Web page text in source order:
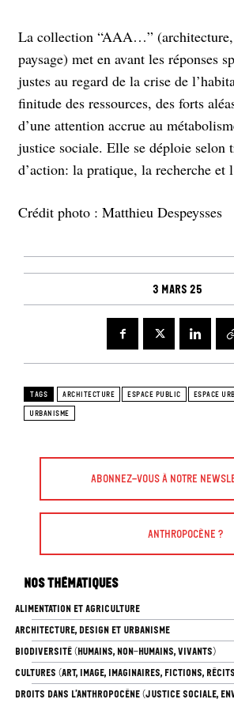
La collection “AAA…” (architecture,
paysage) met en avant les réponses
justes au regard de la crise de
finitude des ressources, des forts
d’une attention accrue au
justice sociale. Elle se déploie selon
d’action: la pratique, la recherche et
Crédit photo : Matthieu Despeysses
3 mars 25
TAGS ARCHITECTURE ESPACE PUBLIC ESPACE
URBANISME
Abonnez-vous à Notre
Anthropocène ?
Nos thématiques
ALIMENTATION ET AGRICULTURE
ARCHITECTURE, DESIGN ET URBANISME
BIODIVERSITÉ (HUMAINS, NON-HUMAINS, VIVANTS)
CULTURES (ART, IMAGE, IMAGINAIRES, FICTIONS,
DROITS DANS L’ANTHROPOCÈNE (JUSTICE SOCIALE,